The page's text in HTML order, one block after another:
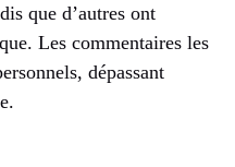
que d’autres ont
Les commentaires les
dépassant